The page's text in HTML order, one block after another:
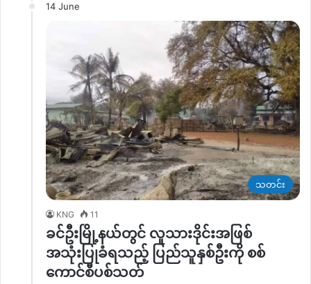
14 June
သတင်း
KNG 11
ခင်ဦးမြို့နယ်တွင် လူသားဒိုင်းအဖြစ်
အသုံးပြုခံရသည့် ပြည်သူနှစ်ဦးကို စစ်
ကောင်စီပစ်သတ်